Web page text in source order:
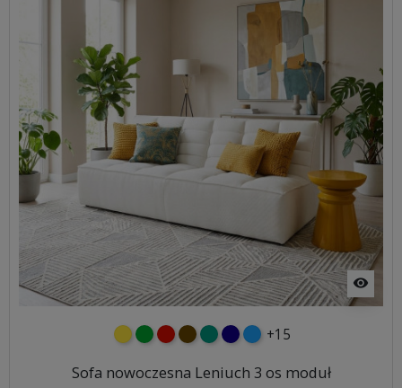
visibility
żółtyzielonyczerwony
czekoladowy
turkusowy
granatowy
niebieski
+15
Sofa nowoczesna Leniuch 3 os moduł